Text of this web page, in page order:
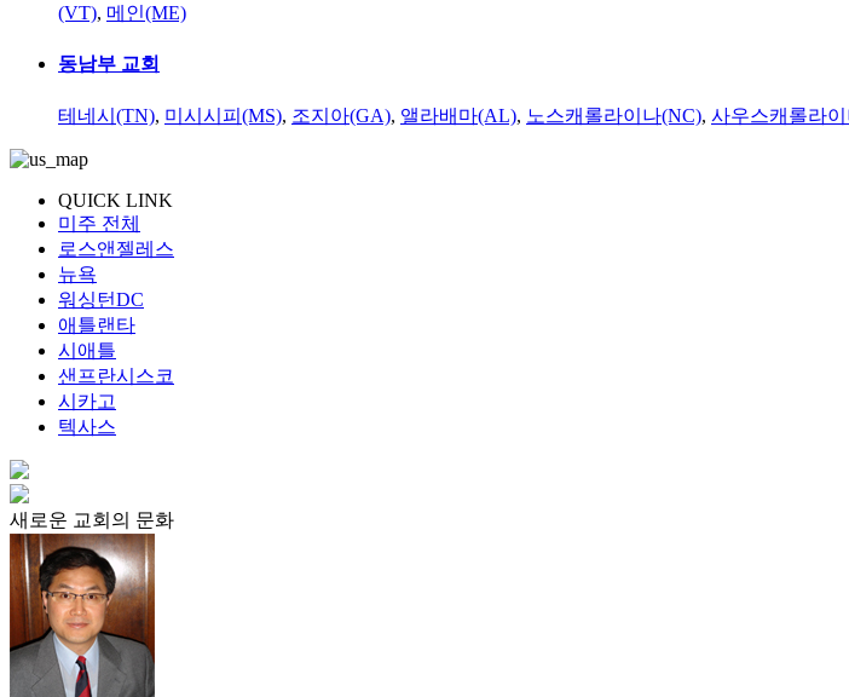
(VT), 메인(ME)
동남부 교회
테네시(TN), 미시시피(MS), 조지아(GA), 앨라배마(AL), 노스캐롤라이나(NC), 사우스캐롤라이
QUICK LINK
미주 전체
로스앤젤레스
뉴욕
워싱턴DC
애틀랜타
시애틀
샌프란시스코
시카고
텍사스
새로운 교회의 문화